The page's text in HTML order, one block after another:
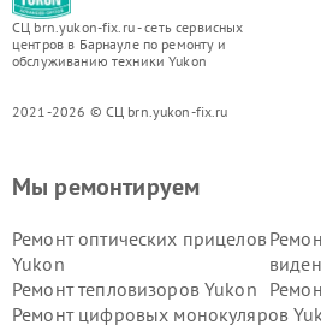
СЦ brn.yukon-fix.ru - сеть сервисных
центров в Барнауле по ремонту и
обслуживанию техники Yukon
2021-2026 © СЦ brn.yukon-fix.ru
Мы ремонтируем
Ремонт оптических прицелов
Yukon
Ремонт тепловизоров Yukon
Ремонт цифровых монокуляров